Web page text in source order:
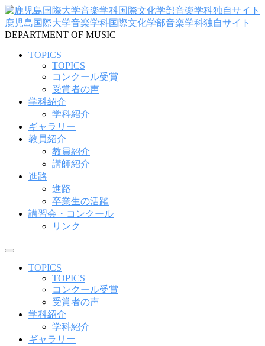
コ
ン
テ
鹿児島国際大学音楽学科国際文化学部音楽学科独自サイト
DEPARTMENT OF MUSIC
TOPICS
TOPICS
コンクール受賞
受賞者の声
学科紹介
学科紹介
ギャラリー
教員紹介
教員紹介
講師紹介
進路
進路
卒業生の活躍
講習会・コンクール
リンク
メ
TOPICS
TOPICS
コンクール受賞
受賞者の声
学科紹介
学科紹介
ギャラリー